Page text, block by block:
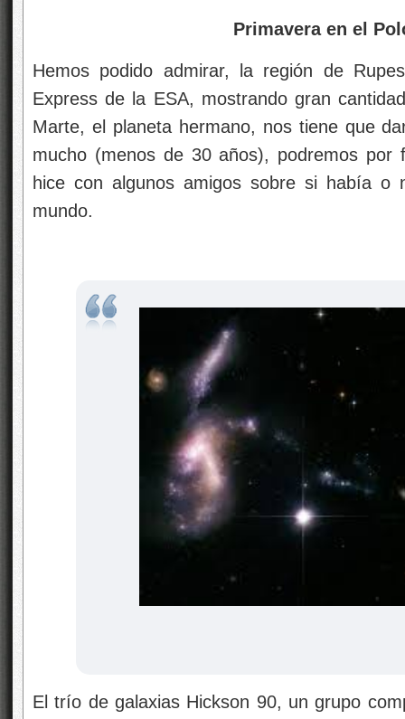
Primavera en el Polo
Hemos podido admirar, la región de
Express de la ESA, mostrando gran
Marte, el planeta hermano, nos tiene que
mucho (menos de 30 años), podremos
hice con algunos amigos sobre si había o
mundo.
El trío de galaxias Hickson 90, un grupo